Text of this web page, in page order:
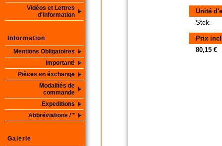
Vidéos et Lettres
d'information
Information
Mentions Obligatoires
Important!
Pièces en éxchange
Modalités de
commande
Expeditions
Abbréviations / *
Galerie
Unité
Stck.
Prix
80,15 €